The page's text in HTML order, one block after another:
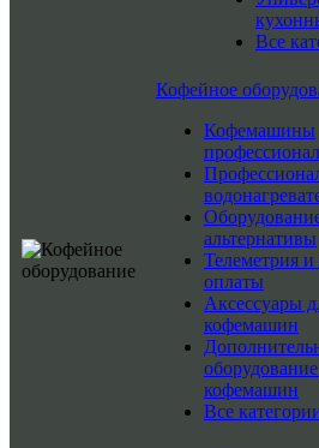
Все
Кофейное
Кофемашины
альтернативы
Телеметрия
оплаты
Аксессуары
кофемашин
кофемашин
Все